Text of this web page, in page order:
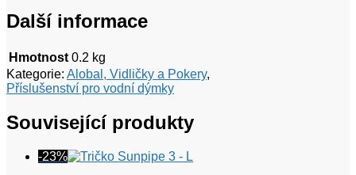
Další informace
Hmotnost 0.2 kg
Kategorie: Alobal, Vidličky a Pokery,
Příslušenství pro vodní dýmky
Související produkty
-23%